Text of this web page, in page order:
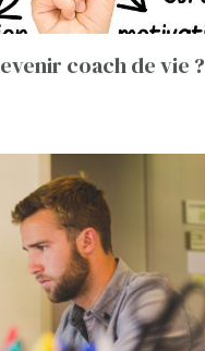
coach de vie ?